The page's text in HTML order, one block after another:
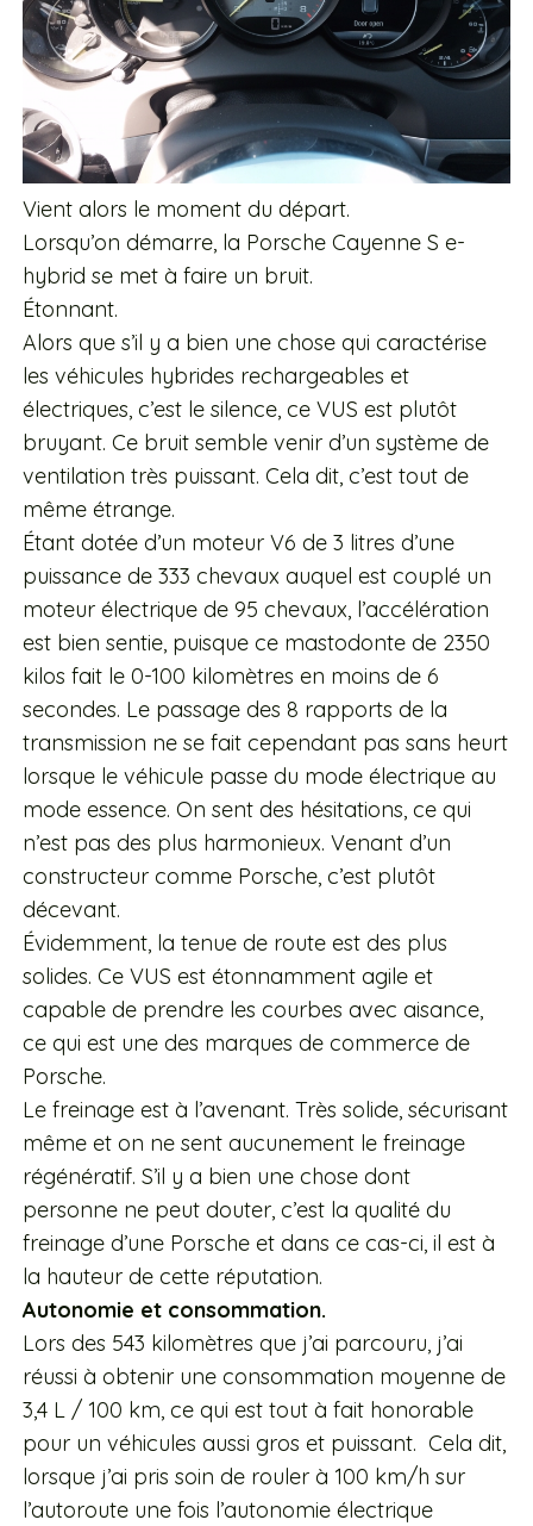
Vient alors le moment du départ.
Lorsqu’on démarre, la Porsche Cayenne S e-
hybrid se met à faire un bruit.
Étonnant.
Alors que s’il y a bien une chose qui caractérise
les véhicules hybrides rechargeables et
électriques, c’est le silence, ce VUS est plutôt
bruyant. Ce bruit semble venir d’un système de
ventilation très puissant. Cela dit, c’est tout de
même étrange.
Étant dotée d’un moteur V6 de 3 litres d’une
puissance de 333 chevaux auquel est couplé un
moteur électrique de 95 chevaux, l’accélération
est bien sentie, puisque ce mastodonte de 2350
kilos fait le 0-100 kilomètres en moins de 6
secondes. Le passage des 8 rapports de la
transmission ne se fait cependant pas sans heurt
lorsque le véhicule passe du mode électrique au
mode essence. On sent des hésitations, ce qui
n’est pas des plus harmonieux. Venant d’un
constructeur comme Porsche, c’est plutôt
décevant.
Évidemment, la tenue de route est des plus
solides. Ce VUS est étonnamment agile et
capable de prendre les courbes avec aisance,
ce qui est une des marques de commerce de
Porsche.
Le freinage est à l’avenant. Très solide, sécurisant
même et on ne sent aucunement le freinage
régénératif. S’il y a bien une chose dont
personne ne peut douter, c’est la qualité du
freinage d’une Porsche et dans ce cas-ci, il est à
la hauteur de cette réputation.
Autonomie et consommation.
Lors des 543 kilomètres que j’ai parcouru, j’ai
réussi à obtenir une consommation moyenne de
3,4 L / 100 km, ce qui est tout à fait honorable
pour un véhicules aussi gros et puissant. Cela dit,
lorsque j’ai pris soin de rouler à 100 km/h sur
l’autoroute une fois l’autonomie électrique